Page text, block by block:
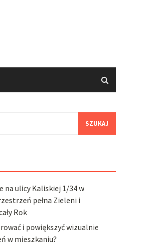
na ulicy Kaliskiej 1/34 w
pełna Zieleni i
Rok
i powiększyć wizualnie
w mieszkaniu?